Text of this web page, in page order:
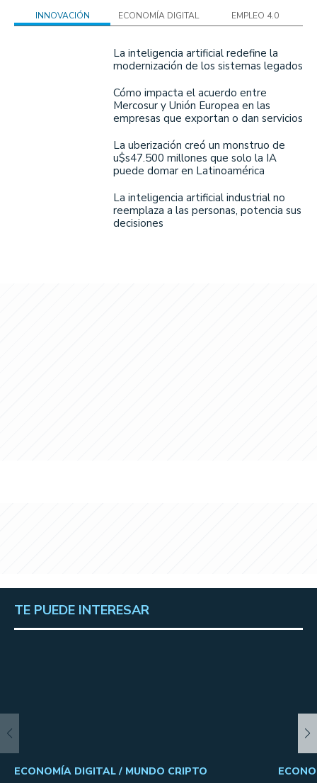
INNOVACIÓN ECONOMÍA DIGITAL EMPLEO 4.0
La inteligencia artificial redefine la
modernización de los sistemas legados
Cómo impacta el acuerdo entre
Mercosur y Unión Europea en las
empresas que exportan o dan servicios
La uberización creó un monstruo de
u$s47.500 millones que solo la IA
puede domar en Latinoamérica
La inteligencia artificial industrial no
reemplaza a las personas, potencia sus
decisiones
TE PUEDE INTERESAR
ECONOMÍA DIGITAL / MUNDO CRIPTO